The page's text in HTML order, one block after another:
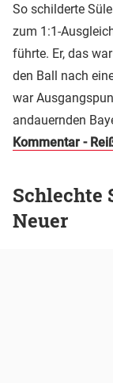
So schilderte
zum 1:1-
führte. Er, das
den Ball nach
war
andauernden
Kommentar -
Schlechte
Neuer